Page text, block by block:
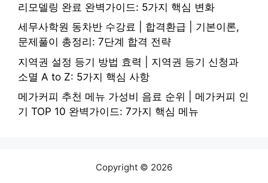
리모델링 완료 완벽가이드: 5가지 핵심 변화
세무사학원 동차반 수강료 | 합격환급 | 기본이론,
문제풀이 총정리: 7단계 합격 전략
지역권 설정 등기 방법 효력 | 지역권 등기 신청과
소멸 A to Z: 5가지 핵심 사항
메가커피 추천 메뉴 가성비 음료 순위 | 메가커피 인
기 TOP 10 완벽가이드: 7가지 핵심 메뉴
Copyright © 2026